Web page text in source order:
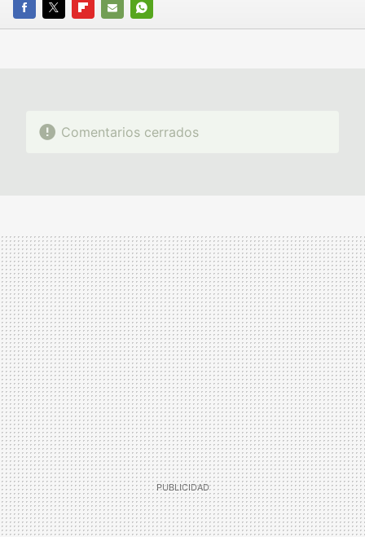
FACEBOOK
TWITTERFLIPBOARD
E-
WHATSAPP
Comentarios cerrados